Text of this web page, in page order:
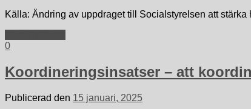
Källa: Ändring av uppdraget till Socialstyrelsen att
0
Koordineringsinsatser – att
Publicerad den 15 januari, 2025